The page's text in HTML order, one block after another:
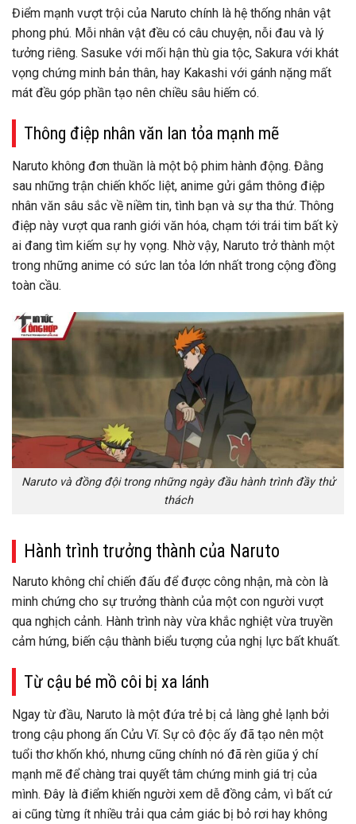
Điểm mạnh vượt trội của Naruto chính là hệ thống nhân vật
phong phú. Mỗi nhân vật đều có câu chuyện, nỗi đau và lý
tưởng riêng. Sasuke với mối hận thù gia tộc, Sakura với khát
vọng chứng minh bản thân, hay Kakashi với gánh nặng mất
mát đều góp phần tạo nên chiều sâu hiếm có.
Thông điệp nhân văn lan tỏa mạnh mẽ
Naruto không đơn thuần là một bộ phim hành động. Đằng
sau những trận chiến khốc liệt, anime gửi gắm thông điệp
nhân văn sâu sắc về niềm tin, tình bạn và sự tha thứ. Thông
điệp này vượt qua ranh giới văn hóa, chạm tới trái tim bất kỳ
ai đang tìm kiếm sự hy vọng. Nhờ vậy, Naruto trở thành một
trong những anime có sức lan tỏa lớn nhất trong cộng đồng
toàn cầu.
Naruto và đồng đội trong những ngày đầu hành trình đầy thử
thách
Hành trình trưởng thành của Naruto
Naruto không chỉ chiến đấu để được công nhận, mà còn là
minh chứng cho sự trưởng thành của một con người vượt
qua nghịch cảnh. Hành trình này vừa khắc nghiệt vừa truyền
cảm hứng, biến cậu thành biểu tượng của nghị lực bất khuất.
Từ cậu bé mồ côi bị xa lánh
Ngay từ đầu, Naruto là một đứa trẻ bị cả làng ghẻ lạnh bởi
trong cậu phong ấn Cửu Vĩ. Sự cô độc ấy đã tạo nên một
tuổi thơ khốn khó, nhưng cũng chính nó đã rèn giũa ý chí
mạnh mẽ để chàng trai quyết tâm chứng minh giá trị của
mình. Đây là điểm khiến người xem dễ đồng cảm, vì bất cứ
ai cũng từng ít nhiều trải qua cảm giác bị bỏ rơi hay không